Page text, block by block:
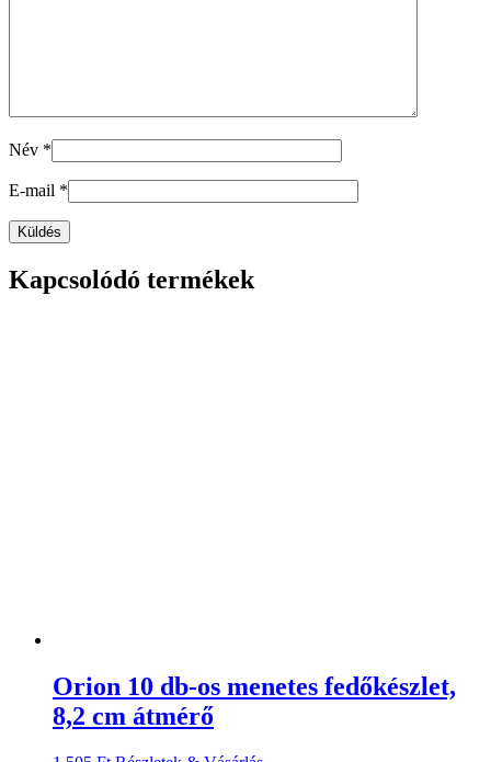
Név *
E-mail *
Kapcsolódó termékek
Orion 10 db-os menetes fedőkészlet,
8,2 cm átmérő